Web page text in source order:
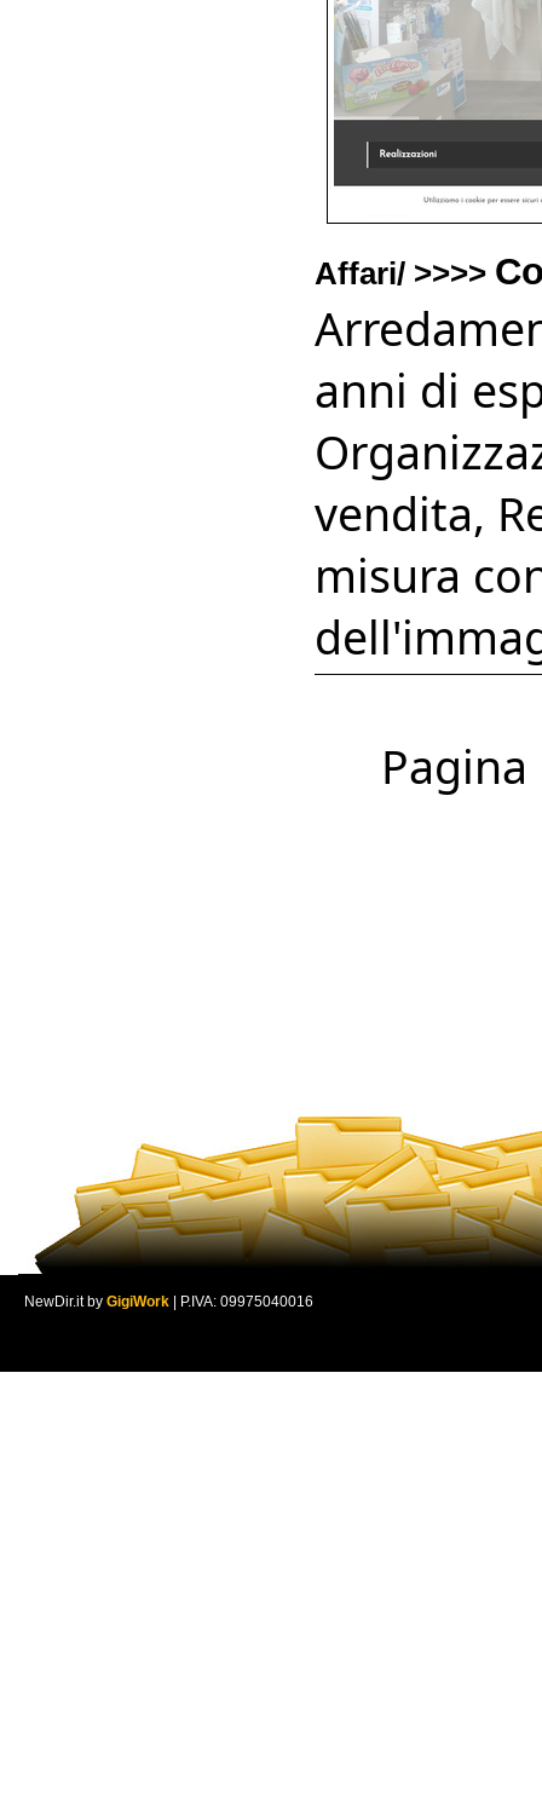
Affari/ >>>>
anni di
vendita,
misura
NewDir.it by GigiWork | P.IVA: 09975040016